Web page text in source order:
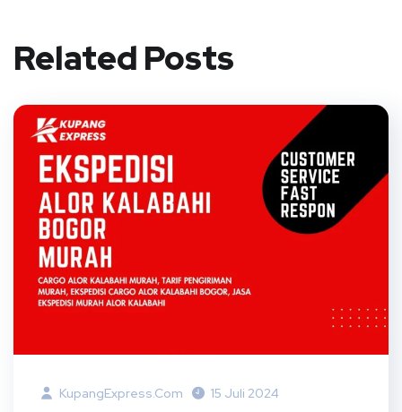
Related Posts
KupangExpress.com 15 Juli 2024